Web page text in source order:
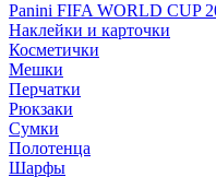
Panini FIFA WORLD CUP
Наклейки и карточки
Косметички
Мешки
Перчатки
Рюкзаки
Сумки
Полотенца
Шарфы